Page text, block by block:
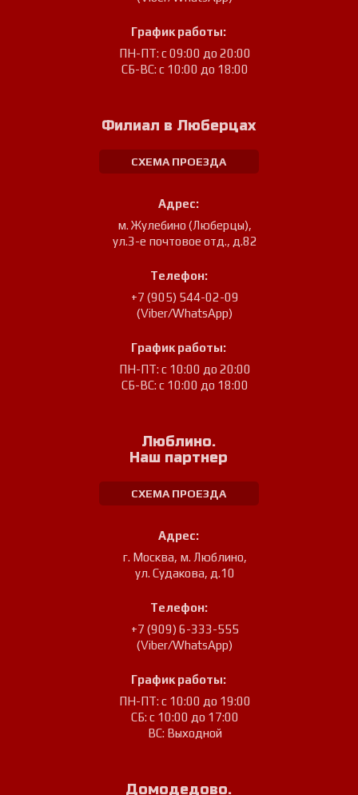
График работы:
ПН-ПТ: с 09:00 до 20:00
СБ-ВС: с 10:00 до 18:00
Филиал в Люберцах
СХЕМА ПРОЕЗДА
Адрес:
м. Жулебино (Люберцы),
ул.3-е почтовое отд., д.82
Телефон:
+7 (905) 544-02-09
(Viber/WhatsApp)
График работы:
ПН-ПТ: с 10:00 до 20:00
СБ-ВС: с 10:00 до 18:00
Люблино.
Наш партнер
СХЕМА ПРОЕЗДА
Адрес:
г. Москва, м. Люблино,
ул. Судакова, д.10
Телефон:
+7 (909) 6-333-555
(Viber/WhatsApp)
График работы:
ПН-ПТ: с 10:00 до 19:00
СБ: с 10:00 до 17:00
ВС: Выходной
Домодедово.